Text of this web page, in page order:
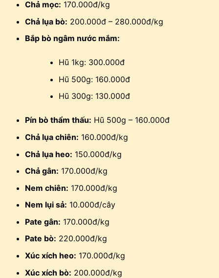
Chả mọc: 170.000đ/kg
Chả lụa bò: 200.000đ – 280.000đ/kg
Bắp bò ngâm nước mắm:
Hũ 1kg: 300.000đ
Hũ 500g: 160.000đ
Hũ 300g: 130.000đ
Pín bò thẩm thấu: Hũ 500g – 160.000đ
Chả lụa chiên: 160.000đ/kg
Chả lụa heo: 150.000đ/kg
Chả gân: 170.000đ/kg
Nem chiên: 170.000đ/kg
Nem lụi sả: 10.000đ/cây
Pate gân: 170.000đ/kg
Pate bò: 220.000đ/kg
Xúc xích heo: 170.000đ/kg
Xúc xích bò: 200.000đ/kg